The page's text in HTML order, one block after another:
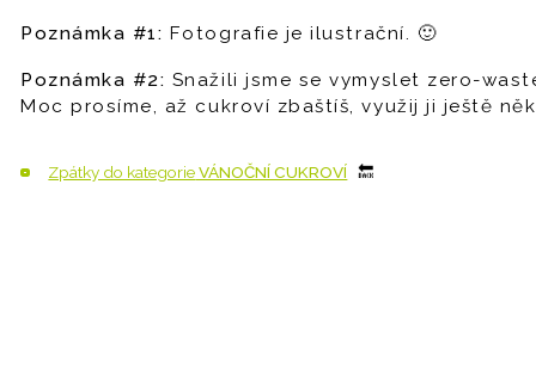
Poznámka #1: Fotografie je ilustrační. 🙂
Poznámka #2: Snažili jsme se vymyslet zero-
Moc prosíme, až cukroví zbaštíš, využij ji ještě
Zpátky do kategorieVÁNOČNÍ CUKROVÍ 🔙